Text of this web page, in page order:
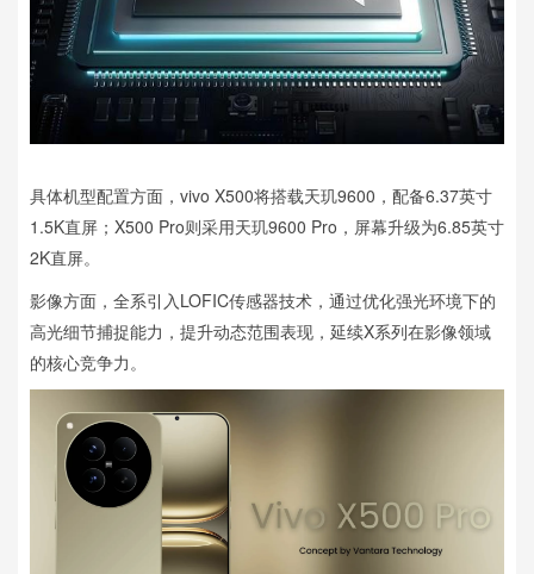
具体机型配置方面，vivo X500将搭载天玑9600，配备6.37英寸
1.5K直屏；X500 Pro则采用天玑9600 Pro，屏幕升级为6.85英寸
2K直屏。
影像方面，全系引入LOFIC传感器技术，通过优化强光环境下的
高光细节捕捉能力，提升动态范围表现，延续X系列在影像领域
的核心竞争力。